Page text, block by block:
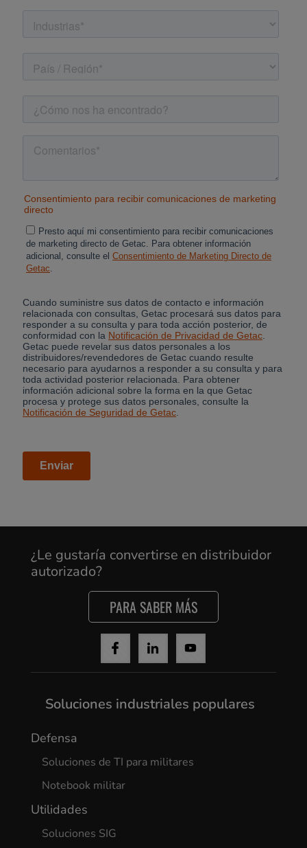
¿Le gustaría convertirse en distribuidor
autorizado?
PARA SABER MÁS
Soluciones industriales populares
Defensa
Soluciones de TI para militares
Notebook militar
Utilidades
Soluciones SIG